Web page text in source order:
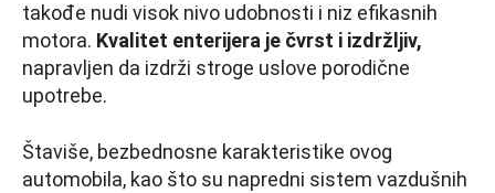
takođe nudi visok nivo udobnosti i niz efikasnih
motora. Kvalitet enterijera je čvrst i izdržljiv,
napravljen da izdrži stroge uslove porodične
upotrebe.
Štaviše, bezbednosne karakteristike ovog
automobila, kao što su napredni sistem vazdušnih